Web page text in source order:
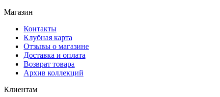
Магазин
Контакты
Клубная карта
Отзывы о магазине
Доставка и оплата
Возврат товара
Архив коллекций
Клиентам